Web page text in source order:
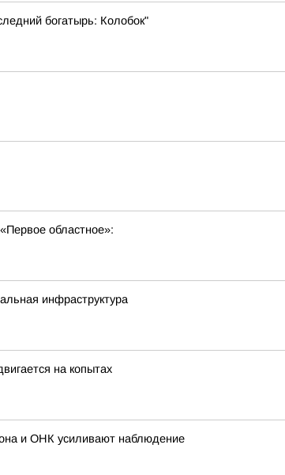
богатырь: Колобок"
областное»:
инфраструктура
на копытах
и ОНК усиливают наблюдение